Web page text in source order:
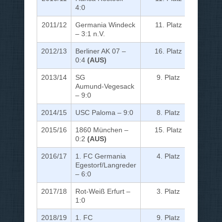
4:0
2011/12
Germania Windeck
– 3:1 n.V.
11. Platz
2012/13
Berliner AK 07 –
0:4 (AUS)
16. Platz
2013/14
SG
Aumund‑Vegesack
– 9:0
9. Platz
2014/15 USC Paloma – 9:0 8. Platz
2015/16
1860 München –
0:2 (AUS)
15. Platz
2016/17
1. FC Germania
Egestorf/Langreder
– 6:0
4. Platz
2017/18
Rot‑Weiß Erfurt –
1:0
3. Platz
2018/19 1. FC 9. Platz